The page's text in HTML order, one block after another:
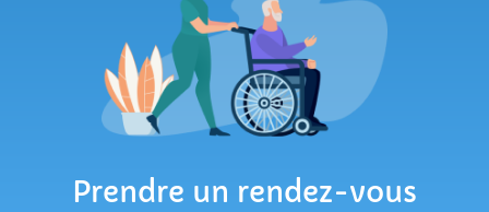
Prendre un rendez-vous